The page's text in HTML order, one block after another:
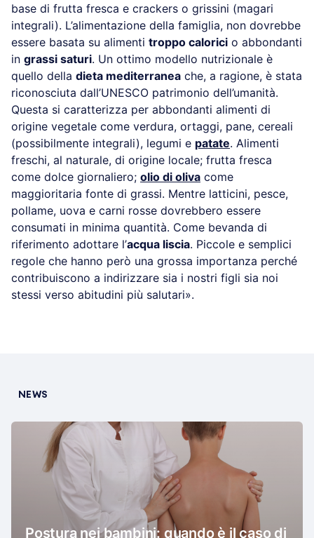
base di frutta fresca e crackers o grissini (magari
integrali). L’alimentazione della famiglia, non dovrebbe
essere basata su alimenti troppo calorici o abbondanti
in grassi saturi. Un ottimo modello nutrizionale è
quello della dieta mediterranea che, a ragione, è stata
riconosciuta dall’UNESCO patrimonio dell’umanità.
Questa si caratterizza per abbondanti alimenti di
origine vegetale come verdura, ortaggi, pane, cereali
(possibilmente integrali), legumi e patate. Alimenti
freschi, al naturale, di origine locale; frutta fresca
come dolce giornaliero; olio di oliva come
maggioritaria fonte di grassi. Mentre latticini, pesce,
pollame, uova e carni rosse dovrebbero essere
consumati in minima quantità. Come bevanda di
riferimento adottare l’acqua liscia. Piccole e semplici
regole che hanno però una grossa importanza perché
contribuiscono a indirizzare sia i nostri figli sia noi
stessi verso abitudini più salutari».
NEWS
Postura nei bambini: quando è il caso di